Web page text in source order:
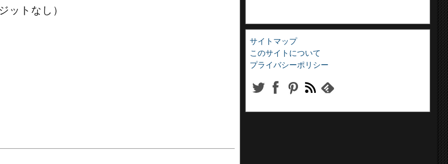
ットなし）
サイトマップ
このサイトについて
プライバシーポリシー